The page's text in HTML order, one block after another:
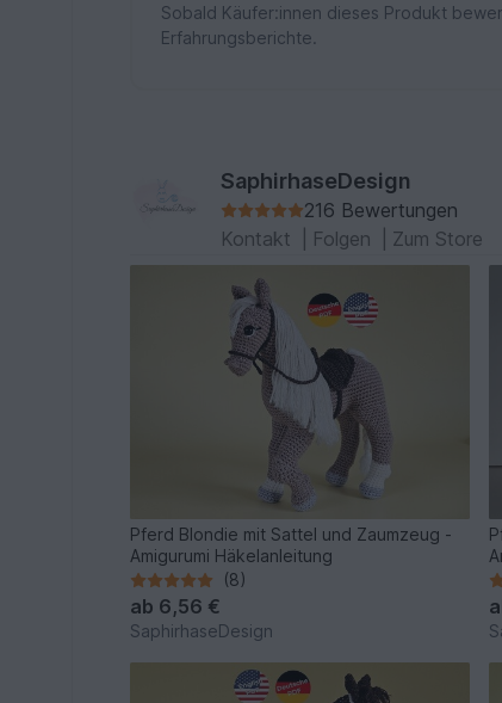
Sobald Käufer:innen dieses Produkt
Erfahrungsberichte.
SaphirhaseDesign
216 Bewertungen
Kontakt
Folgen Zum Store
Pferd Blondie mit Sattel und Zaumzeug -
Amigurumi Häkelanleitung
(8)
ab 6,56 €
SaphirhaseDesign